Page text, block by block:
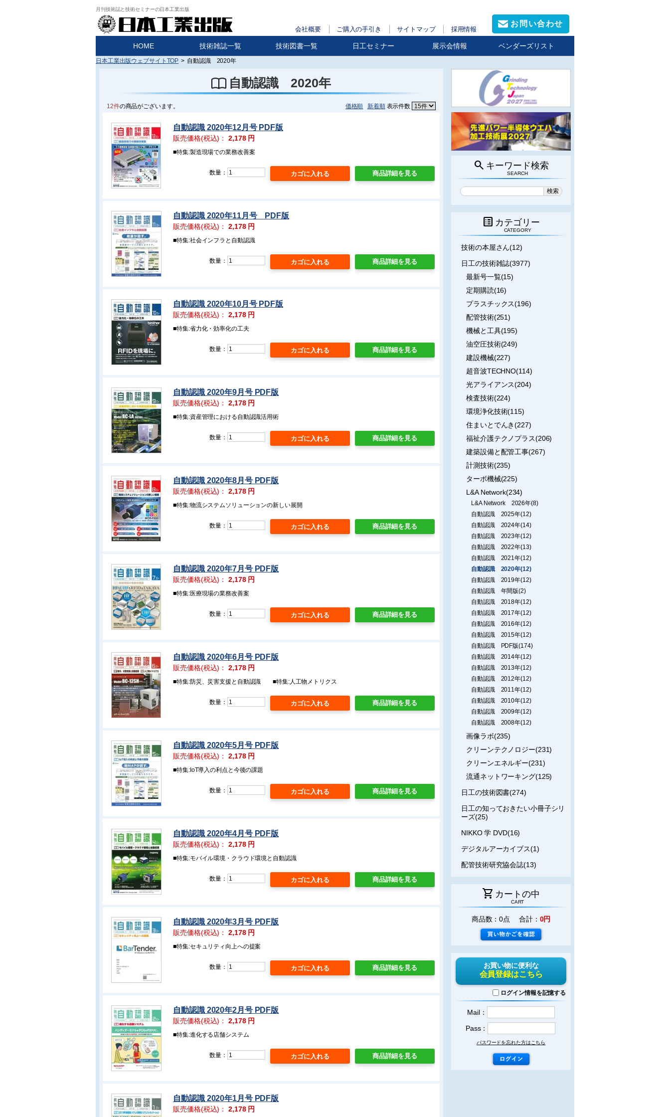
月刊技術誌と技術セミナーの日本工業出版
会社概要 ご購入の手引き サイトマップ 採用情報
お問い合わせ
HOME 技術雑誌一覧 技術図書一覧 日工セミナー 展示会情報 ベンダーズリスト
日本工業出版ウェブサイトTOP > 自動認識 2020年
自動認識 2020年
12件の商品がございます。 価格順 新着順表示件数
自動認識 2020年12月号 PDF版
販売価格(税込)：2,178円
■特集:製造現場での業務改善案
商品詳細を見る
数量：
自動認識 2020年11月号 PDF版
販売価格(税込)：2,178円
■特集:社会インフラと自動認識
商品詳細を見る
数量：
自動認識 2020年10月号 PDF版
販売価格(税込)：2,178円
■特集:省力化・効率化の工夫
商品詳細を見る
数量：
自動認識 2020年9月号 PDF版
販売価格(税込)：2,178円
■特集:資産管理における自動認識活用術
商品詳細を見る
数量：
自動認識 2020年8月号 PDF版
販売価格(税込)：2,178円
■特集:物流システムソリューションの新しい展開
商品詳細を見る
数量：
自動認識 2020年7月号 PDF版
販売価格(税込)：2,178円
■特集:医療現場の業務改善案
商品詳細を見る
数量：
自動認識 2020年6月号 PDF版
販売価格(税込)：2,178円
■特集:防災、災害支援と自動認識 ■特集:人工物メトリクス
商品詳細を見る
数量：
自動認識 2020年5月号 PDF版
販売価格(税込)：2,178円
■特集:IoT導入の利点と今後の課題
商品詳細を見る
数量：
自動認識 2020年4月号 PDF版
販売価格(税込)：2,178円
■特集:モバイル環境・クラウド環境と自動認識
商品詳細を見る
数量：
自動認識 2020年3月号 PDF版
販売価格(税込)：2,178円
■特集:セキュリティ向上への提案
商品詳細を見る
数量：
自動認識 2020年2月号 PDF版
販売価格(税込)：2,178円
■特集:進化する店舗システム
商品詳細を見る
数量：
自動認識 2020年1月号 PDF版
販売価格(税込)：2,178円
search キーワード検索
SEARCH
list_alt カテゴリー
CATEGORY
技術の本屋さん(12)
日工の技術雑誌(3977)
最新号一覧(15)
定期購読(16)
プラスチックス(196)
配管技術(251)
機械と工具(195)
油空圧技術(249)
建設機械(227)
超音波TECHNO(114)
光アライアンス(204)
検査技術(224)
環境浄化技術(115)
住まいとでんき(227)
福祉介護テクノプラス(206)
建築設備と配管工事(267)
計測技術(235)
ターボ機械(225)
L&A Network(234)
L&A Network 2026年(8)
自動認識 2025年(12)
自動認識 2024年(14)
自動認識 2023年(12)
自動認識 2022年(13)
自動認識 2021年(12)
自動認識 2020年(12)
自動認識 2019年(12)
自動認識 年間版(2)
自動認識 2018年(12)
自動認識 2017年(12)
自動認識 2016年(12)
自動認識 2015年(12)
自動認識 PDF版(174)
自動認識 2014年(12)
自動認識 2013年(12)
自動認識 2012年(12)
自動認識 2011年(12)
自動認識 2010年(12)
自動認識 2009年(12)
自動認識 2008年(12)
画像ラボ(235)
クリーンテクノロジー(231)
クリーンエネルギー(231)
流通ネットワーキング(125)
日工の技術図書(274)
日工の知っておきたい小冊子シリ
ーズ(25)
NIKKO 学 DVD(16)
デジタルアーカイブス(1)
配管技術研究協会誌(13)
shopping_cart カートの中
CART
商品数：0点 合計： 0円
お買い物に便利な
会員登録はこちら
ログイン情報を記憶する
Mail：
Pass：
パスワードを忘れた方はこちら